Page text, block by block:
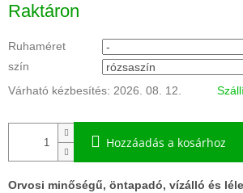
Raktáron
Ruhaméret
szín
Várható kézbesítés: 2026. 08. 12.
Hozzáadás a kosárhoz
Orvosi minőségű, öntapadó, vízálló és